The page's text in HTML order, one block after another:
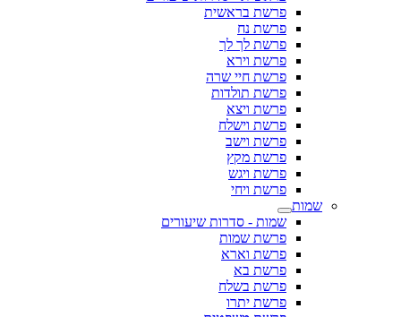
פרשת בראשית
פרשת נח
פרשת לך לך
פרשת וירא
פרשת חיי שרה
פרשת תולדות
פרשת ויצא
פרשת וישלח
פרשת וישב
פרשת מקץ
פרשת ויגש
פרשת ויחי
שמות
שמות - סדרות שיעורים
פרשת שמות
פרשת וארא
פרשת בא
פרשת בשלח
פרשת יתרו